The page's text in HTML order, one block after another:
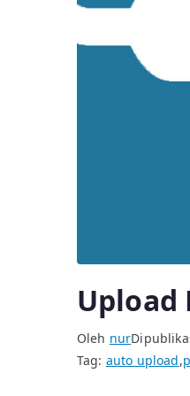
Upload
Oleh nur
Tag: auto upload,